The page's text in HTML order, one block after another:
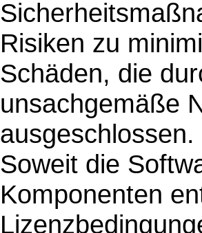
Risiken zu
Schäden, die
unsachgemäße
ausgeschlossen.
Soweit die
Komponenten